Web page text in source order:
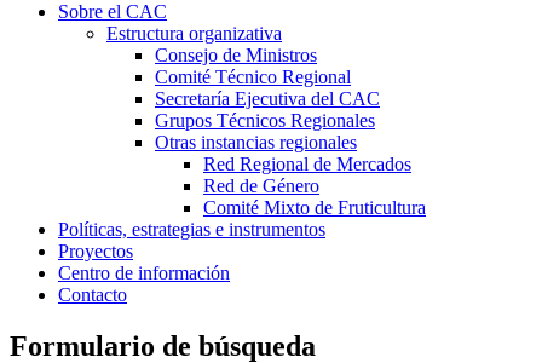
Sobre el CAC
Estructura organizativa
Consejo de Ministros
Comité Técnico Regional
Secretaría Ejecutiva del CAC
Grupos Técnicos Regionales
Otras instancias regionales
Red Regional de Mercados
Red de Género
Comité Mixto de Fruticultura
Políticas, estrategias e instrumentos
Proyectos
Centro de información
Contacto
Formulario de búsqueda